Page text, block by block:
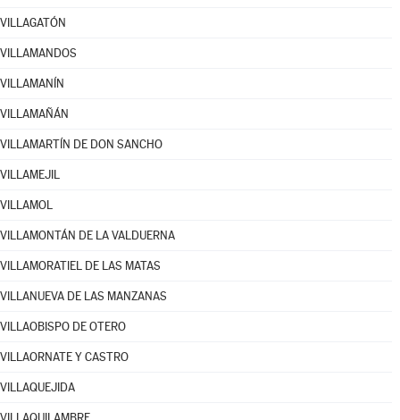
VILLAGATÓN
VILLAMANDOS
VILLAMANÍN
VILLAMAÑÁN
VILLAMARTÍN DE DON SANCHO
VILLAMEJIL
VILLAMOL
VILLAMONTÁN DE LA VALDUERNA
VILLAMORATIEL DE LAS MATAS
VILLANUEVA DE LAS MANZANAS
VILLAOBISPO DE OTERO
VILLAORNATE Y CASTRO
VILLAQUEJIDA